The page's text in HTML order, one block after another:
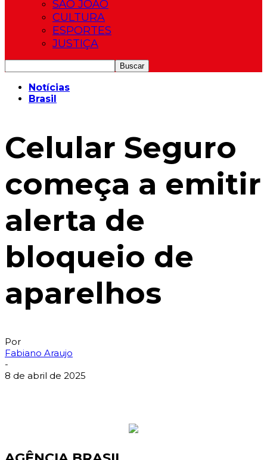
SÃO JOÃO
CULTURA
ESPORTES
JUSTIÇA
Notícias
Brasil
Celular Seguro
começa a emitir
alerta de
bloqueio de
aparelhos
Por
Fabiano Araujo
-
8 de abril de 2025